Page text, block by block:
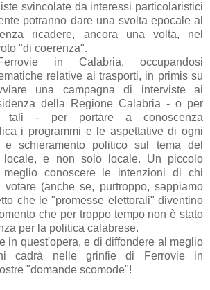
svincolate da interessi particolaristici
potranno dare una svolta epocale al
ricadere, ancora una volta, nel
"di coerenza".
in Calabria, occupandosi
relative ai trasporti, in primis su
una campagna di interviste ai
della Regione Calabria - o per
tali - per portare a conoscenza
i programmi e le aspettative di ogni
e schieramento politico sul tema del
locale, e non solo locale. Un piccolo
conoscere le intenzioni di chi
votare (anche se, purtroppo, sappiamo
che le "promesse elettorali" diventino
che per troppo tempo non è stato
per la politica calabrese.
in quest'opera, e di diffondere al meglio
cadrà nelle grinfie di Ferrovie in
"domande scomode"!